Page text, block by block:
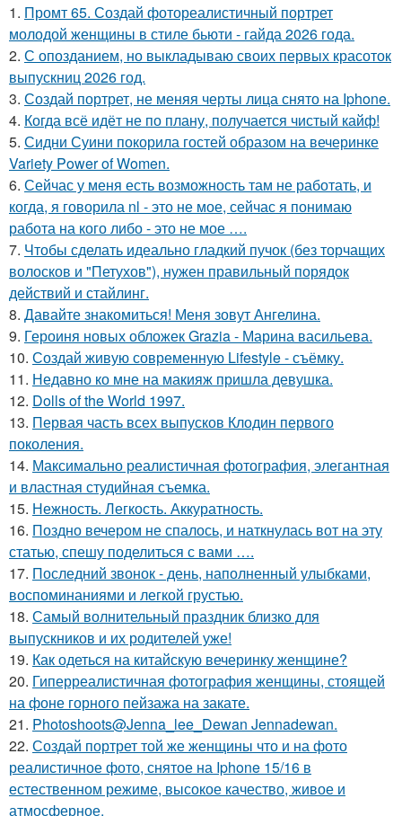
1. Промт 65. Создай фотореалистичный портрет
молодой женщины в стиле бьюти - гайда 2026 года.
2. С опозданием, но выкладываю своих первых красоток
выпускниц 2026 год.
3. Создай портрет, не меняя черты лица снято на Iphone.
4. Когда всё идёт не по плану, получается чистый кайф!
5. Сидни Суини покорила гостей образом на вечеринке
Variety Power of Women.
6. Сейчас у меня есть возможность там не работать, и
когда, я говорила nl - это не мое, сейчас я понимаю
работа на кого либо - это не мое ….
7. Чтобы сделать идеально гладкий пучок (без торчащих
волосков и "Петухов"), нужен правильный порядок
действий и стайлинг.
8. Давайте знакомиться! Меня зовут Ангелина.
9. Героиня новых обложек Grazia - Марина васильева.
10. Создай живую современную Lifestyle - съёмку.
11. Недавно ко мне на макияж пришла девушка.
12. Dolls of the World 1997.
13. Первая часть всех выпусков Клодин первого
поколения.
14. Максимально реалистичная фотография, элегантная
и властная студийная съемка.
15. Нежность. Легкость. Аккуратность.
16. Поздно вечером не спалось, и наткнулась вот на эту
статью, спешу поделиться с вами ….
17. Последний звонок - день, наполненный улыбками,
воспоминаниями и легкой грустью.
18. Самый волнительный праздник близко для
выпускников и их родителей уже!
19. Как одеться на китайскую вечеринку женщине?
20. Гиперреалистичная фотография женщины, стоящей
на фоне горного пейзажа на закате.
21. Photoshoots@Jenna_lee_Dewan Jennadewan.
22. Создай портрет той же женщины что и на фото
реалистичное фото, снятое на Iphone 15/16 в
естественном режиме, высокое качество, живое и
атмосферное.